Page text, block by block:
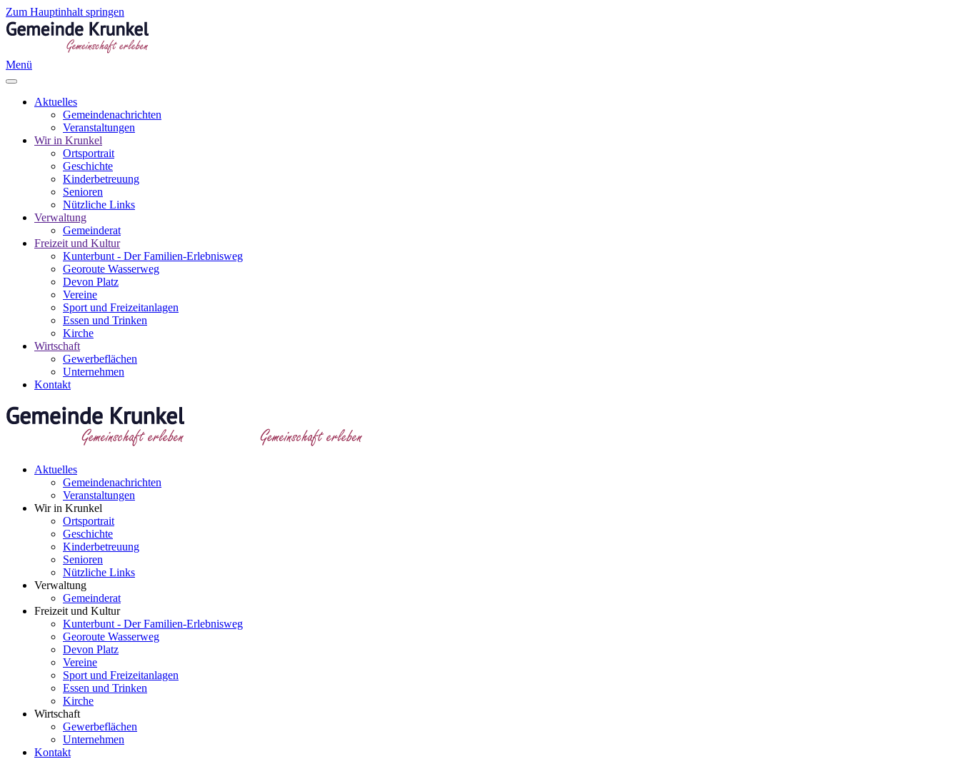
Zum Hauptinhalt springen
Menü
Aktuelles
Gemeindenachrichten
Veranstaltungen
Wir in Krunkel
Ortsportrait
Geschichte
Kinderbetreuung
Senioren
Nützliche Links
Verwaltung
Gemeinderat
Freizeit und Kultur
Kunterbunt - Der Familien-Erlebnisweg
Georoute Wasserweg
Devon Platz
Vereine
Sport und Freizeitanlagen
Essen und Trinken
Kirche
Wirtschaft
Gewerbeflächen
Unternehmen
Kontakt
Aktuelles
Gemeindenachrichten
Veranstaltungen
Wir in Krunkel
Ortsportrait
Geschichte
Kinderbetreuung
Senioren
Nützliche Links
Verwaltung
Gemeinderat
Freizeit und Kultur
Kunterbunt - Der Familien-Erlebnisweg
Georoute Wasserweg
Devon Platz
Vereine
Sport und Freizeitanlagen
Essen und Trinken
Kirche
Wirtschaft
Gewerbeflächen
Unternehmen
Kontakt